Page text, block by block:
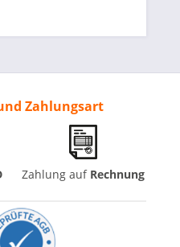
Zahlungsart
Zahlung auf Rechnung